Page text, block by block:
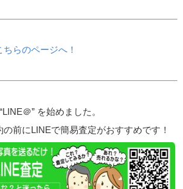
らのページへ！
＠” を始めました。
前にLINEで簡易査定がおすすめです！